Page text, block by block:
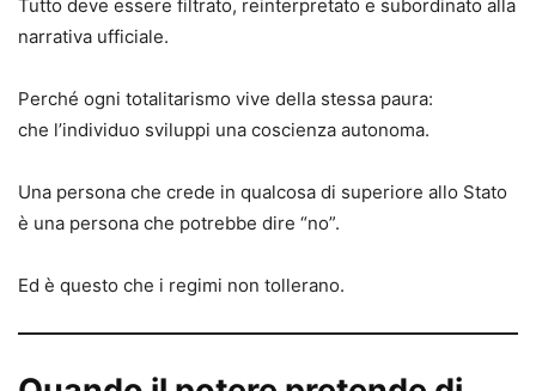
Tutto deve essere filtrato, reinterpretato e subordinato alla
narrativa ufficiale.
Perché ogni totalitarismo vive della stessa paura:
che l’individuo sviluppi una coscienza autonoma.
Una persona che crede in qualcosa di superiore allo Stato
è una persona che potrebbe dire “no”.
Ed è questo che i regimi non tollerano.